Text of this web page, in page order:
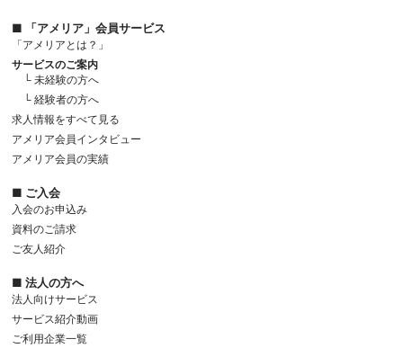
■ 「アメリア」会員サービス
「アメリアとは？」
サービスのご案内
└ 未経験の方へ
└ 経験者の方へ
求人情報をすべて見る
アメリア会員インタビュー
アメリア会員の実績
■ ご入会
入会のお申込み
資料のご請求
ご友人紹介
■ 法人の方へ
法人向けサービス
サービス紹介動画
ご利用企業一覧